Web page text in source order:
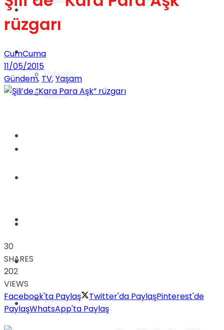
Videolar
Sağlık
Gündem
Yaşam
Sağlık
Türkiye
Müzik
rüzgarı
CumCuma
11/05/2015
Gündem, TV,Yaşam
30
SHARES
202
VIEWS
Facebook'ta Paylaş
Twitter'da PaylaşPinterest'de
PaylaşWhatsApp'ta Paylaş